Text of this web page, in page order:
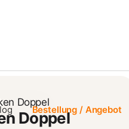
Bestellung / Angebot
Doppel